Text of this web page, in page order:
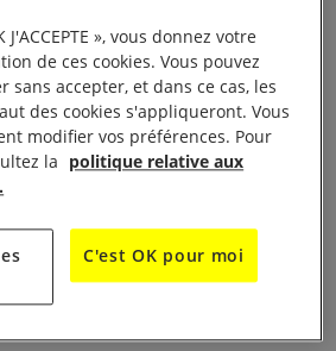
International de Brest est une
et sympathisants qui agit
droits humains dans le monde.
mouvement en suivant les
aux Assemblées générales
Bretagne et d’Amnesty
», vous donnez votre
de ces cookies. Vous pouvez
sans accepter, et dans ce cas, les
des cookies s'appliqueront. Vous
modifier vos préférences. Pour
la politique relative aux
C'est OK pour moi